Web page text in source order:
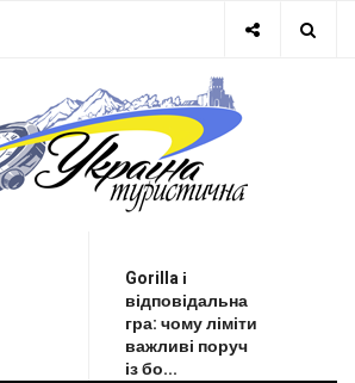
Gorilla і
відповідальна
гра: чому ліміти
важливі поруч
із бо...